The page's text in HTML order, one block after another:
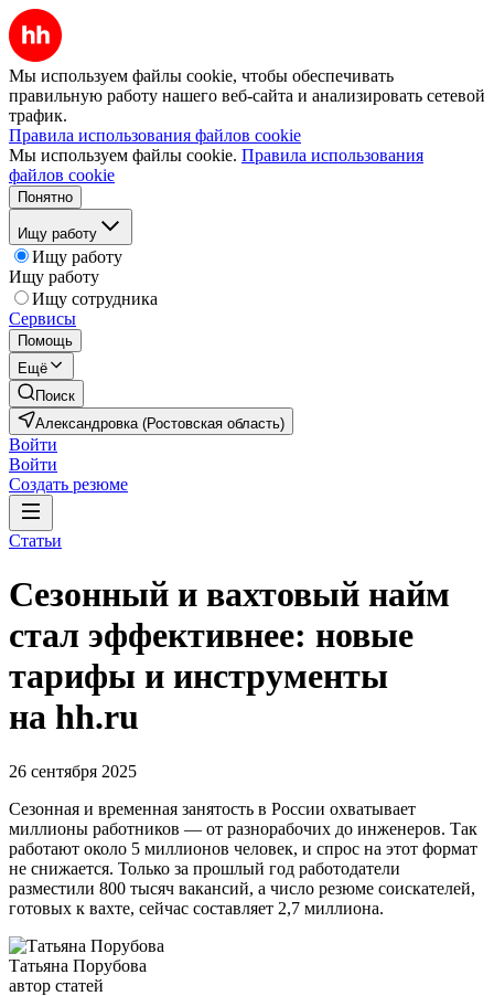
Мы используем файлы cookie, чтобы обеспечивать
правильную работу нашего веб-сайта и анализировать сетевой
трафик.
Правила использования файлов cookie
Мы используем файлы cookie. Правила использования
файлов cookie
Понятно
Ищу работу
Ищу работу
Ищу работу
Ищу сотрудника
Сервисы
Помощь
Ещё
Поиск
Александровка (Ростовская область)
Войти
Войти
Создать резюме
Статьи
Сезонный и вахтовый найм
стал эффективнее: новые
тарифы и инструменты
на hh.ru
26 сентября 2025
Сезонная и временная занятость в России охватывает
миллионы работников — от разнорабочих до инженеров. Так
работают около 5 миллионов человек, и спрос на этот формат
не снижается. Только за прошлый год работодатели
разместили 800 тысяч вакансий, а число резюме соискателей,
готовых к вахте, сейчас составляет 2,7 миллиона.
Татьяна Порубова
автор статей